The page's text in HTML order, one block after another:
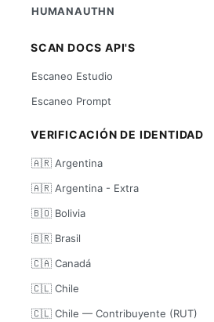
HUMANAUTHN
SCAN DOCS API'S
Escaneo Estudio
Escaneo Prompt
VERIFICACIÓN DE IDENTIDAD
🇦🇷 Argentina
🇦🇷 Argentina - Extra
🇧🇴 Bolivia
🇧🇷 Brasil
🇨🇦 Canadá
🇨🇱 Chile
🇨🇱 Chile — Contribuyente (RUT)